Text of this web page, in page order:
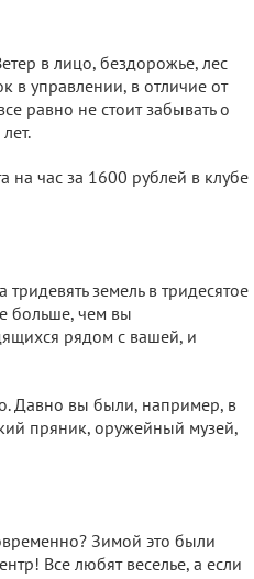
в лицо, бездорожье, лес
в управлении, в отличие от
равно не стоит забывать о
на час за 1600 рублей в клубе
земель в тридесятое
больше, чем вы
рядом с вашей, и
Давно вы были, например, в
пряник, оружейный музей,
Зимой это были
Все любят веселье, а если